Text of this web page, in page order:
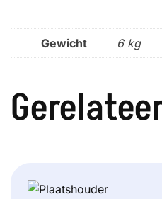
Gewicht 6 kg